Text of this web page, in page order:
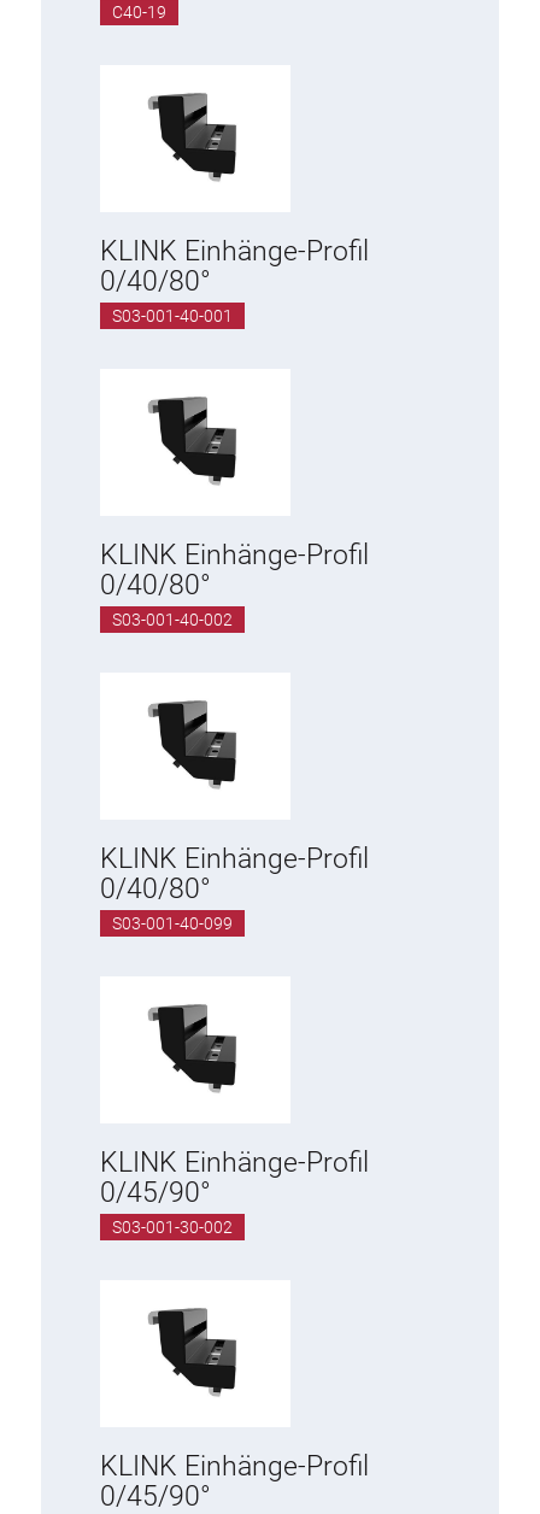
C40-19
KLINK Einhänge-Profil
0/40/80°
S03-001-40-001
KLINK Einhänge-Profil
0/40/80°
S03-001-40-002
KLINK Einhänge-Profil
0/40/80°
S03-001-40-099
KLINK Einhänge-Profil
0/45/90°
S03-001-30-002
KLINK Einhänge-Profil
0/45/90°